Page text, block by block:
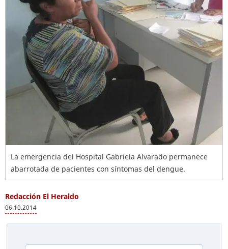
La emergencia del Hospital Gabriela Alvarado permanece
abarrotada de pacientes con síntomas del dengue.
Redacción El Heraldo
06.10.2014